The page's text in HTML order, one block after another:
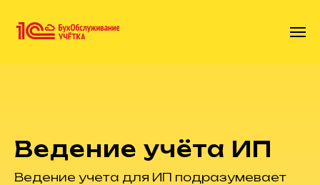
Ведение учёта ИП
Ведение учета для ИП подразумевает